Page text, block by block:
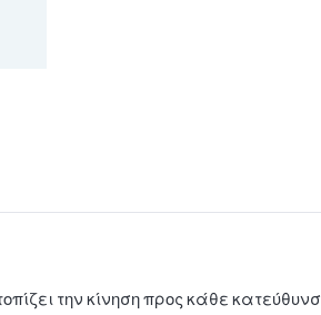
την κίνηση προς κάθε